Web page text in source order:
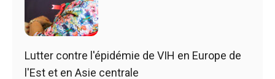
Lutter contre l'épidémie de VIH en Europe de
l'Est et en Asie centrale